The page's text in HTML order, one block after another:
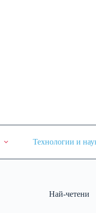
Технологии и
Най-четени